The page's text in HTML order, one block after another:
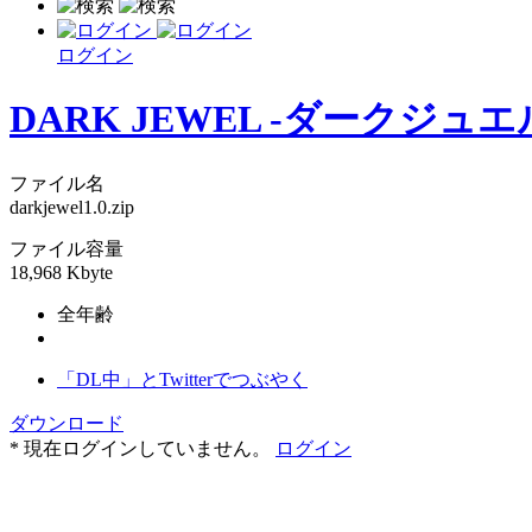
ログイン
DARK JEWEL -ダークジュエ
ファイル名
darkjewel1.0.zip
ファイル容量
18,968 Kbyte
全年齢
「DL中」とTwitterでつぶやく
ダウンロード
* 現在ログインしていません。
ログイン